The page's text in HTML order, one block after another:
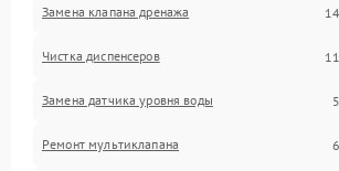
Замена клапана дренажа
Чистка диспенсеров
Замена датчика уровня воды
Ремонт мультиклапана